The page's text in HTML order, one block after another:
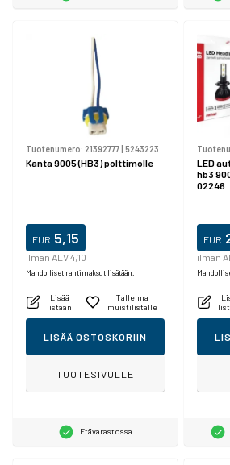
Tuotenumero: 21392777| 5243223
Kanta 9005 (HB3) polttimolle
EUR 5,15
ilman ALV 4,10
Mahdolliset rahtimaksut lisätään.
Lisää
listaan
Tallenna
muistilistalle
LISÄÄ OSTOSKORIIN
TUOTESIVULLE
Etävarastossa
LED
hb3
02246
EUR
ilman